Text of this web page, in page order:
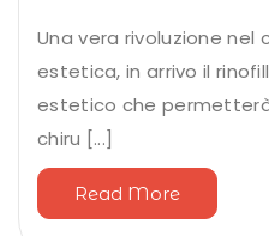
Una vera rivoluzione nel
estetica, in arrivo il
estetico che
chiru [...]
Read More